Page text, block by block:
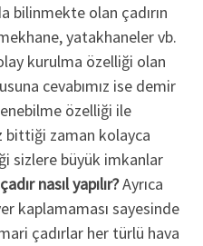
bilinmekte olan çadırın
yatakhaneler vb.
kurulma özelliği olan
cevabımız ise demir
özelliği ile
bittiği zaman kolayca
sizlere büyük imkanlar
nasıl yapılır?Ayrıca
kaplamaması sayesinde
çadırlar her türlü hava